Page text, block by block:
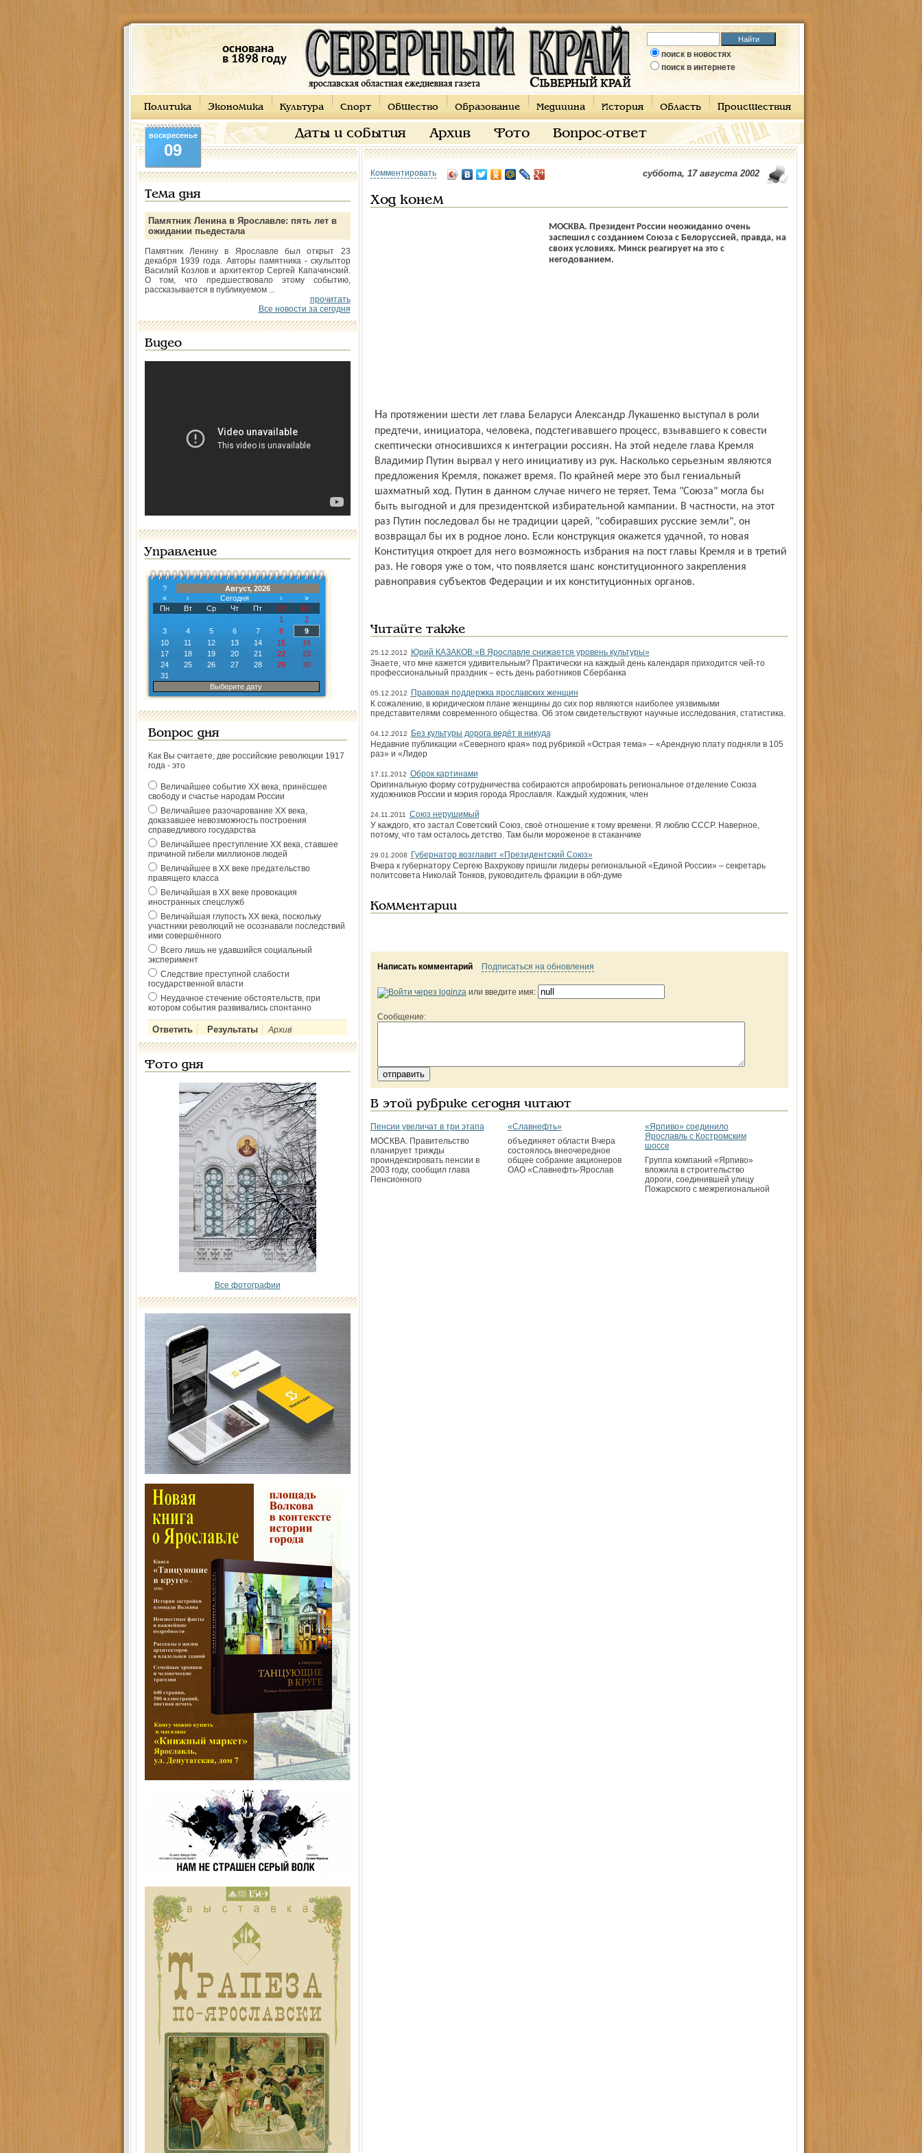
основана
в 1898 году
поиск в новостях
поиск в интернете
Политика Экономика Культура Спорт Общество Образование Медицина История Область Происшествия
Даты и события Архив Фото Вопрос-ответ
воскресенье
09
Тема дня
Памятник Ленина в Ярославле: пять лет в
ожидании пьедестала
Памятник Ленину в Ярославле был открыт 23
декабря 1939 года. Авторы памятника - скульптор
Василий Козлов и архитектор Сергей Капачинский.
О том, что предшествовало этому событию,
рассказывается в публикуемом ...
прочитать
Все новости за сегодня
Видео
Управление
?
Август, 2026
«
‹ Сегодня ›
»
Пн
Вт Ср Чт Пт Сб
Вс
1
2
3
4 5 6 7 8
9
10
11 12 13 14 15
16
17
18 19 20 21 22
23
24
25 26 27 28 29
30
31
Выберите дату
Вопрос дня
Как Вы считаете, две российские революции 1917
года - это
Величайшее событие ХХ века, принёсшее
свободу и счастье народам России
Величайшее разочарование ХХ века,
доказавшее невозможность построения
справедливого государства
Величайшее преступление ХХ века, ставшее
причиной гибели миллионов людей
Величайшее в ХХ веке предательство
правящего класса
Величайшая в ХХ веке провокация
иностранных спецслужб
Величайшая глупость ХХ века, поскольку
участники революций не осознавали последствий
ими совершённого
Всего лишь не удавшийся социальный
эксперимент
Следствие преступной слабости
государственной власти
Неудачное стечение обстоятельств, при
котором события развивались спонтанно
Архив
Фото дня
Все фотографии
Комментировать суббота, 17 августа 2002
Ход конем
МОСКВА. Президент России неожиданно очень
заспешил с созданием Союза с Белоруссией, правда, на
своих условиях. Минск реагирует на это с
негодованием.
На протяжении шести лет глава Беларуси Александр Лукашенко выступал в роли
предтечи, инициатора, человека, подстегивавшего процесс, взывавшего к совести
скептически относившихся к интеграции россиян. На этой неделе глава Кремля
Владимир Путин вырвал у него инициативу из рук. Насколько серьезным являются
предложения Кремля, покажет время. По крайней мере это был гениальный
шахматный ход. Путин в данном случае ничего не теряет. Тема "Союза" могла бы
быть выгодной и для президентской избирательной кампании. В частности, на этот
раз Путин последовал бы не традиции царей, "собиравших русские земли", он
возвращал бы их в родное лоно. Если конструкция окажется удачной, то новая
Конституция откроет для него возможность избрания на пост главы Кремля и в третий
раз. Не говоря уже о том, что появляется шанс конституционного закрепления
равноправия субъектов Федерации и их конституционных органов.
Читайте также
25.12.2012
Юрий КАЗАКОВ:«В Ярославле снижается уровень культуры»
Знаете, что мне кажется удивительным? Практически на каждый день календаря приходится чей-то
профессиональный праздник – есть день работников Сбербанка
05.12.2012
Правовая поддержка ярославских женщин
К сожалению, в юридическом плане женщины до сих пор являются наиболее уязвимыми
представителями современного общества. Об этом свидетельствуют научные исследования, статистика.
04.12.2012
Без культуры дорога ведёт в никуда
Недавние публикации «Северного края» под рубрикой «Острая тема» – «Арендную плату подняли в 105
раз» и «Лидер
17.11.2012 Оброк картинами
Оригинальную форму сотрудничества собираются апробировать региональное отделение Союза
художников России и мэрия города Ярославля. Каждый художник, член
24.11.2011
Союз нерушимый
У каждого, кто застал Советский Союз, своё отношение к тому времени. Я люблю СССР. Наверное,
потому, что там осталось детство. Там были мороженое в стаканчике
29.01.2008
Губернатор возглавит «Президентский Союз»
Вчера к губернатору Сергею Вахрукову пришли лидеры региональной «Единой России» – секретарь
политсовета Николай Тонков, руководитель фракции в обл-думе
Комментарии
Написать комментарий Подписаться на обновления
или введите имя:
Сообщение:
В этой рубрике сегодня читают
Пенсии увеличат в три этапа
МОСКВА. Правительство
планирует трижды
проиндексировать пенсии в
2003 году, сообщил глава
Пенсионного
«Славнефть»
объединяет области Вчера
состоялось внеочередное
общее собрание акционеров
ОАО «Славнефть-Ярослав
«Ярпиво» соединило
Ярославль с Костромским
шоссе
Группа компаний «Ярпиво»
вложила в строительство
дороги, соединившей улицу
Пожарского с межрегиональной